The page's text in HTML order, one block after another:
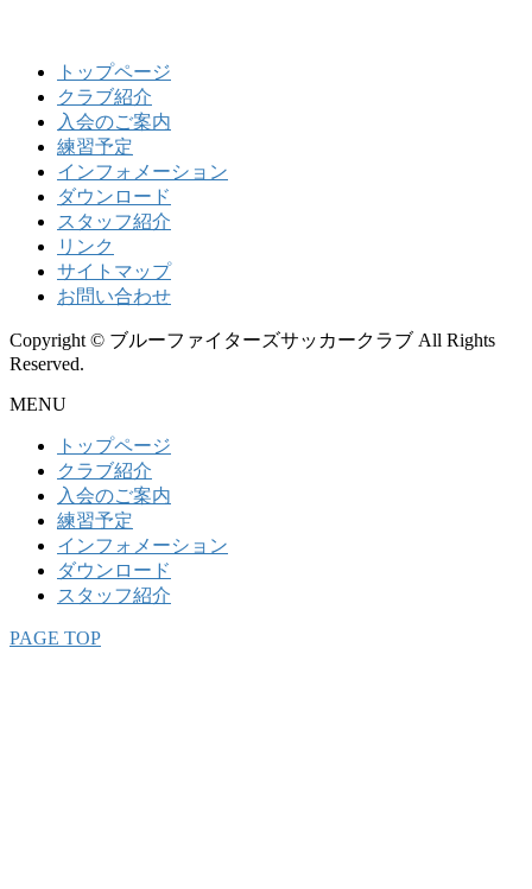
トップページ
クラブ紹介
入会のご案内
練習予定
インフォメーション
ダウンロード
スタッフ紹介
リンク
サイトマップ
お問い合わせ
Copyright © ブルーファイターズサッカークラブ All Rights
Reserved.
MENU
トップページ
クラブ紹介
入会のご案内
練習予定
インフォメーション
ダウンロード
スタッフ紹介
PAGE TOP